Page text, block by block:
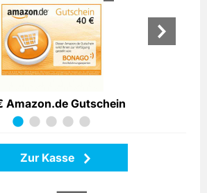
Amazon.de Gutschein
Zur Kasse